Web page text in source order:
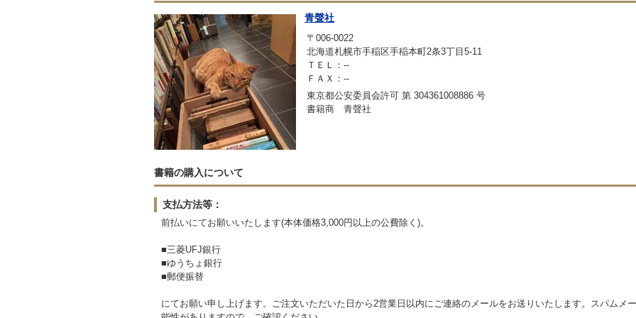
青聲社
〒006-0022
北海道札幌市手稲区手稲本町2条3丁目5-11
ＴＥＬ：--
ＦＡＸ：--
東京都公安委員会許可 第 304361008886 号
書籍商 青聲社
書籍の購入について
支払方法等：
前払いにてお願いいたします(本体価格3,000円以上の公費除く)。
■三菱UFJ銀行
■ゆうちょ銀行
■郵便振替
にてお願い申し上げます。ご注文いただいた日から2営業日以内にご連絡のメールをお送りいたします。スパムメ